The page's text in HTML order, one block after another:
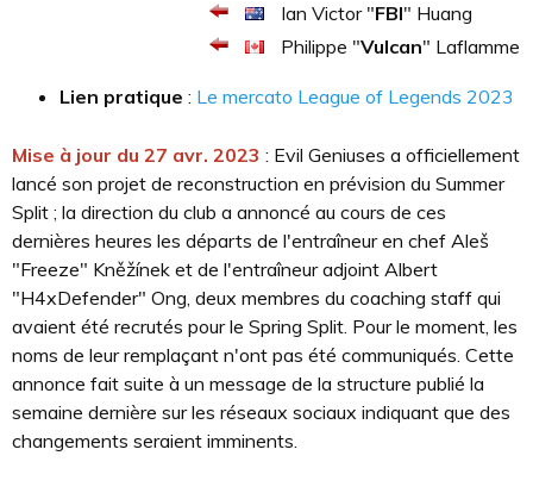
Ian Victor "FBI" Huang
Philippe "Vulcan" Laflamme
Lien pratique : Le mercato League of Legends 2023
Mise à jour du 27 avr. 2023 : Evil Geniuses a officiellement
lancé son projet de reconstruction en prévision du Summer
Split ; la direction du club a annoncé au cours de ces
dernières heures les départs de l'entraîneur en chef Aleš
"Freeze" Kněžínek et de l'entraîneur adjoint Albert
"H4xDefender" Ong, deux membres du coaching staff qui
avaient été recrutés pour le Spring Split. Pour le moment, les
noms de leur remplaçant n'ont pas été communiqués. Cette
annonce fait suite à un message de la structure publié la
semaine dernière sur les réseaux sociaux indiquant que des
changements seraient imminents.